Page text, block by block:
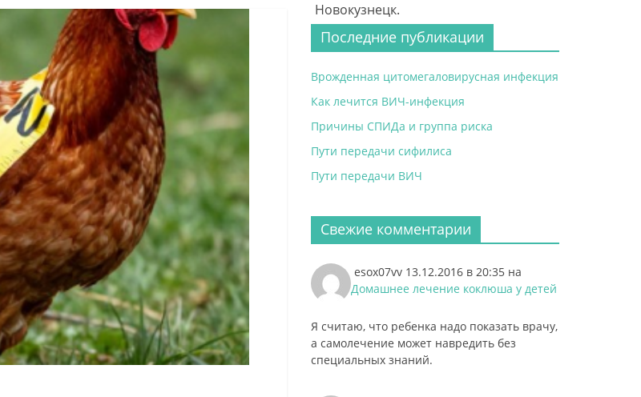
Новокузнецк.
Последние публикации
Врожденная цитомегаловирусная инфекция
Как лечится ВИЧ-инфекция
Причины СПИДа и группа риска
Пути передачи сифилиса
Пути передачи ВИЧ
Свежие комментарии
esox07vv 13.12.2016 в 20:35 на
Домашнее лечение коклюша у детей
Я считаю, что ребенка надо показать врачу,
а самолечение может навредить без
специальных знаний.